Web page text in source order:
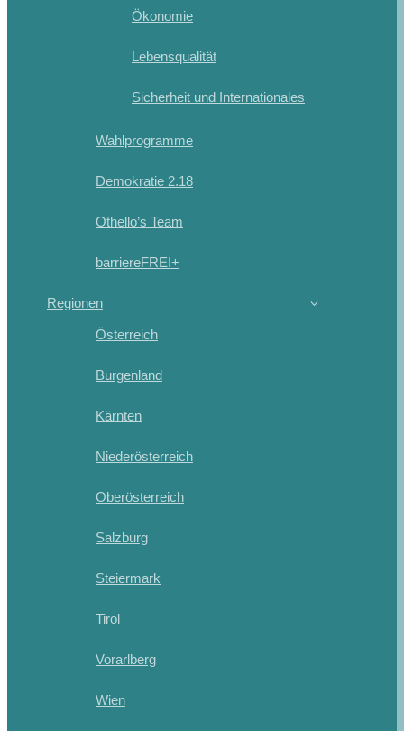
Ökonomie
Lebensqualität
Sicherheit und Internationales
Wahlprogramme
Demokratie 2.18
Othello’s Team
barriereFREI+
Regionen
Österreich
Burgenland
Kärnten
Niederösterreich
Oberösterreich
Salzburg
Steiermark
Tirol
Vorarlberg
Wien